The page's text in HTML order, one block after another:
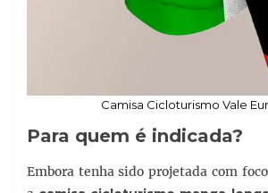
Camisa Cicloturismo Vale
Para quem é indicada?
Embora tenha sido projetada com